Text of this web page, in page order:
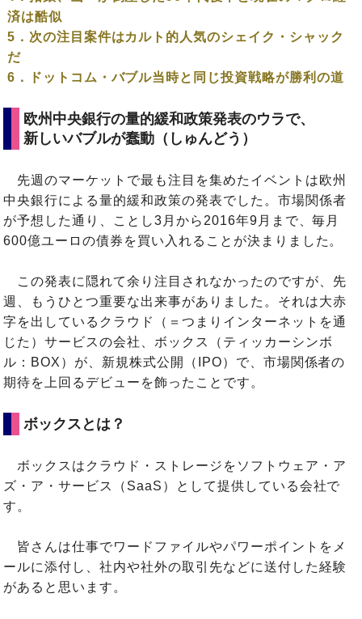
済は酷似
5．次の注目案件はカルト的人気のシェイク・シャック
だ
6．ドットコム・バブル当時と同じ投資戦略が勝利の道
欧州中央銀行の量的緩和政策発表のウラで、
新しいバブルが蠢動（しゅんどう）
先週のマーケットで最も注目を集めたイベントは欧州
中央銀行による量的緩和政策の発表でした。市場関係者
が予想した通り、ことし3月から2016年9月まで、毎月
600億ユーロの債券を買い入れることが決まりました。
この発表に隠れて余り注目されなかったのですが、先
週、もうひとつ重要な出来事がありました。それは大赤
字を出しているクラウド（＝つまりインターネットを通
じた）サービスの会社、ボックス（ティッカーシンボ
ル：BOX）が、新規株式公開（IPO）で、市場関係者の
期待を上回るデビューを飾ったことです。
ボックスとは？
ボックスはクラウド・ストレージをソフトウェア・ア
ズ・ア・サービス（SaaS）として提供している会社で
す。
皆さんは仕事でワードファイルやパワーポイントをメ
ールに添付し、社内や社外の取引先などに送付した経験
があると思います。